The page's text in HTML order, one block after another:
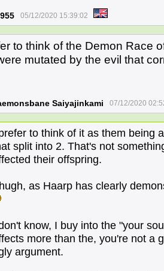
05/12/2020 15:39:02
to think of the Demon Race
mutated by the evil that
Saiyajinkami 07/12/2020
to think of it as them being
split into 2. That's not
their offspring.
as Haarp has clearly
know, I buy into the "your
more than the, you're not a
argument.